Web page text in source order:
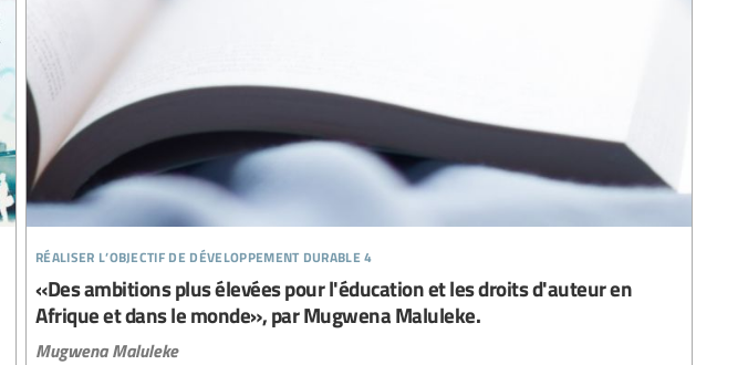
réaliser l’objectif de développement durable 4
«Des ambitions plus élevées pour l'éducation et les droits d'auteur en
Afrique et dans le monde», par Mugwena Maluleke.
Mugwena Maluleke